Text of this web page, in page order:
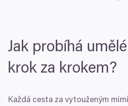
Jak probíhá
krok za krokem?
Každá cesta za vytouženým